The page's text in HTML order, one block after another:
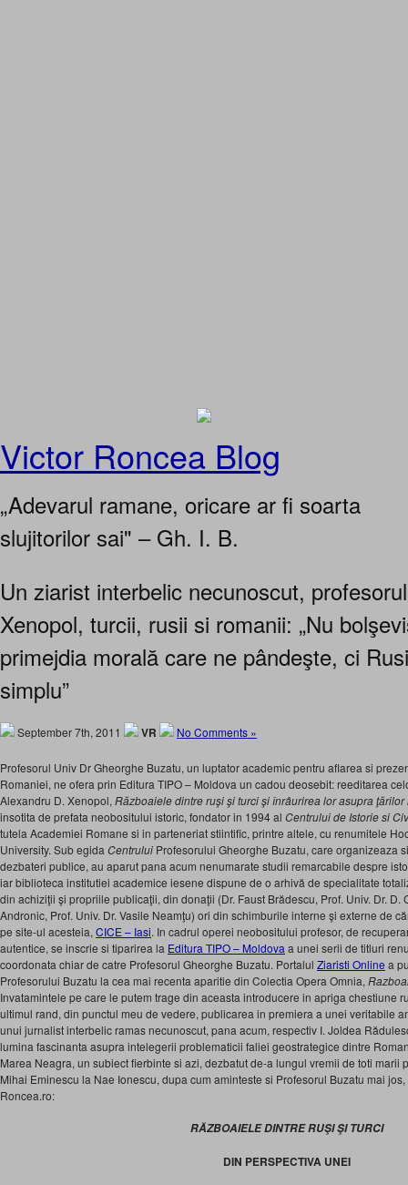
Victor Roncea Blog
„Adevarul ramane, oricare ar fi soarta
slujitorilor sai" – Gh. I. B.
Un ziarist interbelic necunoscut,
Xenopol, turcii, rusii si romanii: „Nu
primejdia morală care ne pândeşte, ci
simplu”
September 7th, 2011 VR No Comments »
Profesorul Univ Dr Gheorghe Buzatu, un luptator academic pentru aflarea si
Romaniei, ne ofera prin Editura TIPO – Moldova un cadou deosebit: reeditarea
Alexandru D. Xenopol, Războaiele dintre ruşi şi turci şi înrâurirea lor asupra ţărilor
insotita de prefata neobositului istoric, fondator in 1994 al Centrului de Istorie si
tutela Academiei Romane si in parteneriat stiintific, printre altele, cu renumitele
University. Sub egida Centrului Profesorului Gheorghe Buzatu, care organizeaza
dezbateri publice, au aparut pana acum nenumarate studii remarcabile despre
iar biblioteca institutiei academice iesene dispune de o arhivă de specialitate
din achiziţii şi propriile publicaţii, din donaţii (Dr. Faust Brădescu, Prof. Univ. Dr. D.
Andronic, Prof. Univ. Dr. Vasile Neamţu) ori din schimburile interne şi externe de
pe site-ul acesteia, CICE – Iasi. In cadrul operei neobositului profesor, de
autentice, se inscrie si tiparirea la Editura TIPO – Moldova a unei serii de titluri
coordonata chiar de catre Profesorul Gheorghe Buzatu. Portalul Ziaristi Online a
Profesorului Buzatu la cea mai recenta aparitie din Colectia Opera Omnia,
Invatamintele pe care le putem trage din aceasta introducere in apriga chestiune
ultimul rand, din punctul meu de vedere, publicarea in premiera a unei veritabile
unui jurnalist interbelic ramas necunoscut, pana acum, respectiv I. Joldea
lumina fascinanta asupra intelegerii problematicii faliei geostrategice dintre
Marea Neagra, un subiect fierbinte si azi, dezbatut de-a lungul vremii de toti marii
Mihai Eminescu la Nae Ionescu, dupa cum aminteste si Profesorul Buzatu mai
Roncea.ro:
RĂZBOAIELE DINTRE RUŞI ŞI TURCI
DIN PERSPECTIVA UNEI